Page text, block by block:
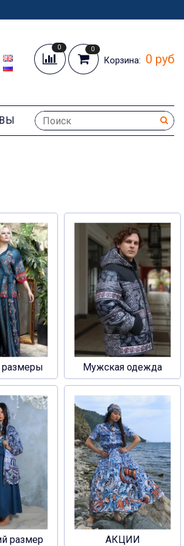
0 0
Корзина: 0 руб
Мужская одежда
размер АКЦИИ